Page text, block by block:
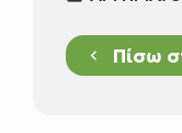
keyboard_arrow_left Πίσω